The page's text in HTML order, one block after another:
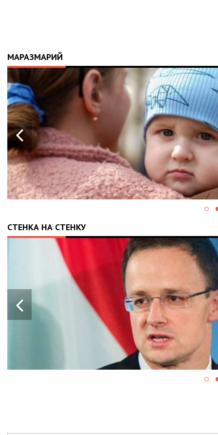
МАРАЗМАРИЙ
21.04.2026 14:01
ІСТОРІЯ, ЯКА СКОЛИХНУЛА КРАЇНУ:
10-МІСЯЧНИЙ МАРК ОТРИМАВ
АПАРАТ ШВЛ ВІД ФОНДУ «НАДІЯ» І
ВАЛЕРІЯ ДУБІЛЯ
СТЕНКА НА СТЕНКУ
13:43
ПРОРАШИСТСКАЯ ВЕНГРИЯ
БЛОКИРУЕТ КРУПНЫЙ ПАКЕТ
ВОЕННОЙ ПОМОЩИ ЕС ДЛЯ
УКРАИНЫ